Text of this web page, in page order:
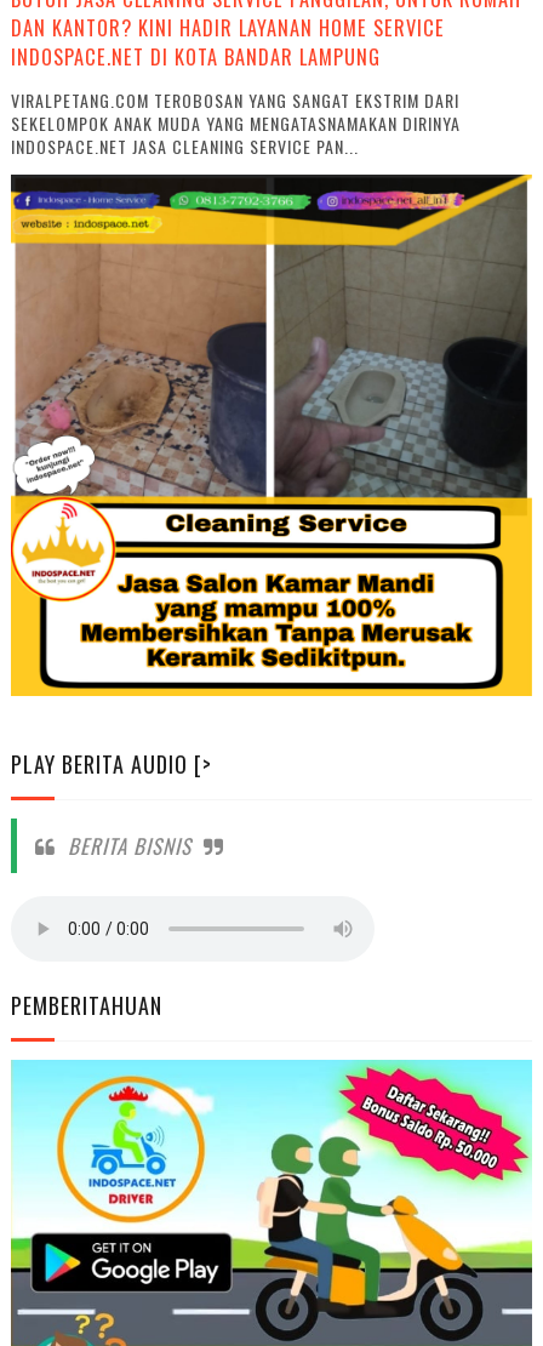
DAN KANTOR? KINI HADIR LAYANAN HOME SERVICE
INDOSPACE.NET DI KOTA BANDAR LAMPUNG
VIRALPETANG.COM TEROBOSAN YANG SANGAT EKSTRIM DARI
SEKELOMPOK ANAK MUDA YANG MENGATASNAMAKAN DIRINYA
INDOSPACE.NET JASA CLEANING SERVICE PAN...
PLAY BERITA AUDIO [>
BERITA BISNIS
PEMBERITAHUAN